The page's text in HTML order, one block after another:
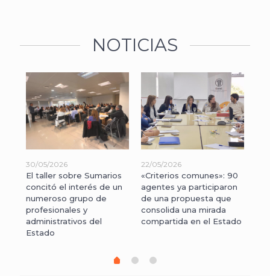
NOTICIAS
30/05/2026
El taller sobre Sumarios
concitó el interés de un
numeroso grupo de
profesionales y
administrativos del
Estado
22/05/2026
«Criterios comunes»: 90
agentes ya participaron
de una propuesta que
consolida una mirada
compartida en el Estado